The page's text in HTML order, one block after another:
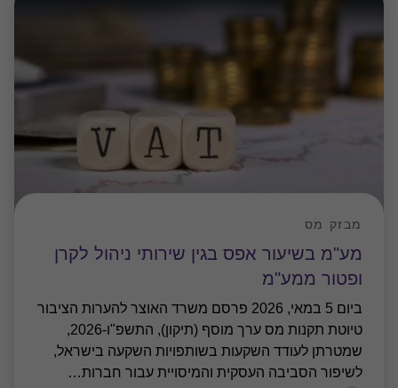
מע"מ בשיעור אפס בגין שירותי ניהול לקרן
ופטור ממע"מ
מבזק מס
ביום 5 במאי, 2026 פרסם משרד האוצר להערות הציבור
טיוטת תקנות מס ערך מוסף (תיקון), התשפ"ו-2026,
שמטרתן לעודד השקעות בשותפויות השקעה בישראל,
לשיפור הסביבה העסקית והמיסויית עבור חברות…